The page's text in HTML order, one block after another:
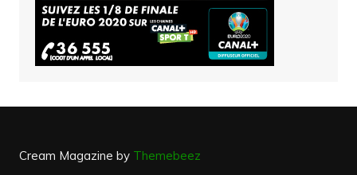
Cream Magazine by Themebeez